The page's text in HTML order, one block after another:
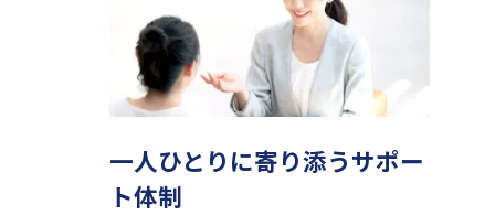
一人ひとりに寄り添うサポー
ト体制